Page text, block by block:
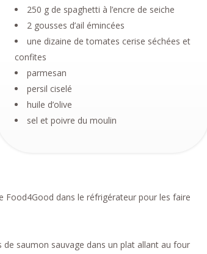
250 g de spaghetti à l’encre de seiche
2 gousses d’ail émincées
une dizaine de tomates cerise séchées et
confites
parmesan
persil ciselé
huile d’olive
sel et poivre du moulin
Food4Good dans le réfrigérateur pour les faire
de saumon sauvage dans un plat allant au four